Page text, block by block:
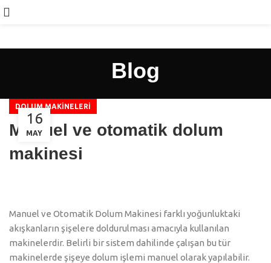
Blog
DOLUM MAKINELERI
Manuel ve otomatik dolum
makinesi
16
MAY
Manuel ve Otomatik Dolum Makinesi farklı yoğunluktaki
akışkanların şişelere doldurulması amacıyla kullanılan
makinelerdir. Belirli bir sistem dahilinde çalışan bu tür
makinelerde şişeye dolum işlemi manuel olarak yapılabilir.